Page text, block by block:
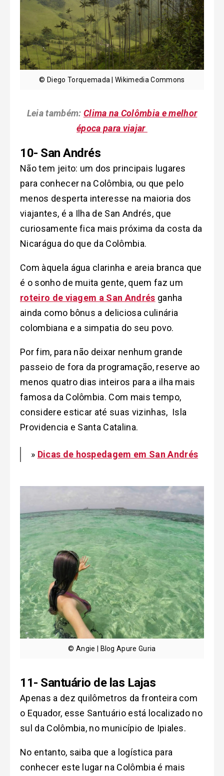
© Diego Torquemada | Wikimedia Commons
Leia também: Clima na Colômbia e melhor
época para viajar
10- San Andrés
Não tem jeito: um dos principais lugares
para conhecer na Colômbia, ou que pelo
menos desperta interesse na maioria dos
viajantes, é a Ilha de San Andrés, que
curiosamente fica mais próxima da costa da
Nicarágua do que da Colômbia.
Com àquela água clarinha e areia branca que
é o sonho de muita gente, quem faz um
roteiro de viagem a San Andrés ganha
ainda como bônus a deliciosa culinária
colombiana e a simpatia do seu povo.
Por fim, para não deixar nenhum grande
passeio de fora da programação, reserve ao
menos quatro dias inteiros para a ilha mais
famosa da Colômbia. Com mais tempo,
considere esticar até suas vizinhas, Isla
Providencia e Santa Catalina.
» Dicas de hospedagem em San Andrés
© Angie | Blog Apure Guria
11- Santuário de las Lajas
Apenas a dez quilômetros da fronteira com
o Equador, esse Santuário está localizado no
sul da Colômbia, no município de Ipiales.
No entanto, saiba que a logística para
conhecer este lugar na Colômbia é mais